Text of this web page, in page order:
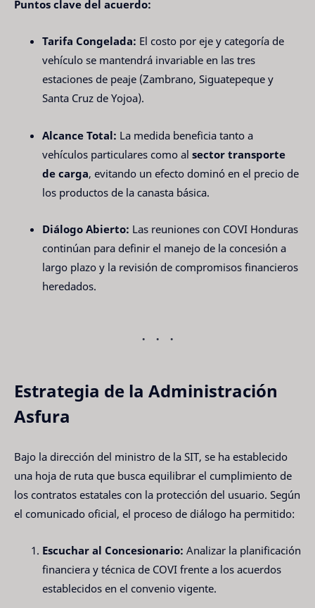
Puntos clave del acuerdo:
Tarifa Congelada: El costo por eje y categoría de
vehículo se mantendrá invariable en las tres
estaciones de peaje (Zambrano, Siguatepeque y
Santa Cruz de Yojoa).
Alcance Total: La medida beneficia tanto a
vehículos particulares como al sector transporte
de carga, evitando un efecto dominó en el precio de
los productos de la canasta básica.
Diálogo Abierto: Las reuniones con COVI Honduras
continúan para definir el manejo de la concesión a
largo plazo y la revisión de compromisos financieros
heredados.
Estrategia de la Administración
Asfura
Bajo la dirección del ministro de la SIT, se ha establecido
una hoja de ruta que busca equilibrar el cumplimiento de
los contratos estatales con la protección del usuario. Según
el comunicado oficial, el proceso de diálogo ha permitido:
Escuchar al Concesionario: Analizar la planificación
financiera y técnica de COVI frente a los acuerdos
establecidos en el convenio vigente.